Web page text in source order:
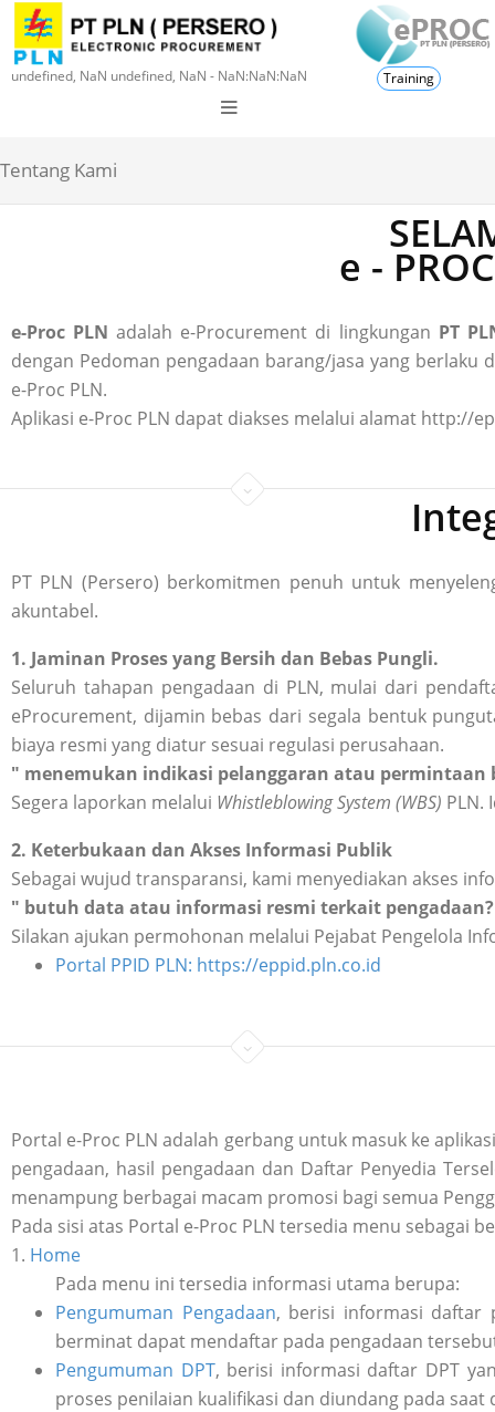
undefined, NaN undefined, NaN - NaN:NaN:NaN Training
Tentang Kami
e -
e-Proc PLN adalah e-Procurement di lingkungan PT
dengan Pedoman pengadaan barang/jasa yang berlaku
e-Proc PLN.
Aplikasi e-Proc PLN dapat diakses melalui alamat http://
PT PLN (Persero) berkomitmen penuh untuk
akuntabel.
1. Jaminan Proses yang Bersih dan Bebas Pungli.
Seluruh tahapan pengadaan di PLN, mulai dari
eProcurement, dijamin bebas dari segala bentuk
biaya resmi yang diatur sesuai regulasi perusahaan.
" menemukan indikasi pelanggaran atau permintaan
Segera laporkan melalui Whistleblowing System (WBS) PLN.
2. Keterbukaan dan Akses Informasi Publik
Sebagai wujud transparansi, kami menyediakan akses
" butuh data atau informasi resmi terkait
Silakan ajukan permohonan melalui Pejabat Pengelola
Portal PPID PLN: https://eppid.pln.co.id
Portal e-Proc PLN adalah gerbang untuk masuk ke
pengadaan, hasil pengadaan dan Daftar Penyedia
menampung berbagai macam promosi bagi semua
Pada sisi atas Portal e-Proc PLN tersedia menu sebagai
1. Home
Pada menu ini tersedia informasi utama berupa:
Pengumuman Pengadaan, berisi informasi daftar
berminat dapat mendaftar pada pengadaan
Pengumuman DPT, berisi informasi daftar DPT
proses penilaian kualifikasi dan diundang pada